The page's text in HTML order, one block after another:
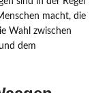
macht, die
Wahl zwischen
dem